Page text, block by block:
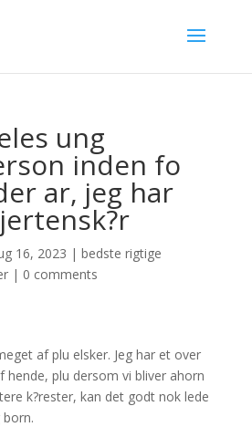
ung
inden fo
ar, jeg har
16, 2023 | bedste rigtige
| 0 comments
af plu elsker. Jeg har et over
hende, plu dersom vi bliver ahorn
k?rester, kan det godt nok lede